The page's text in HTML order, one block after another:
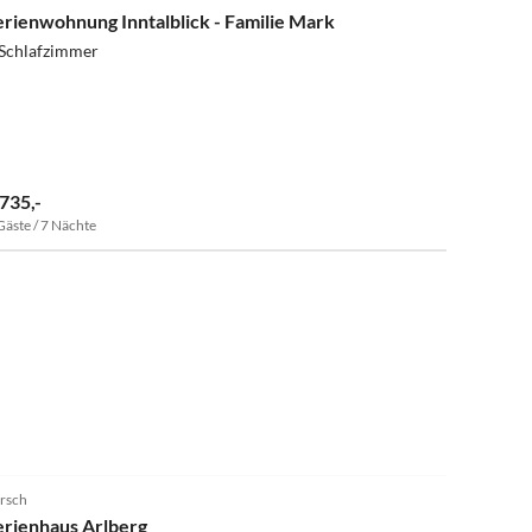
Inntalblick - Familie Mark
/ 7 Nächte
Arlberg